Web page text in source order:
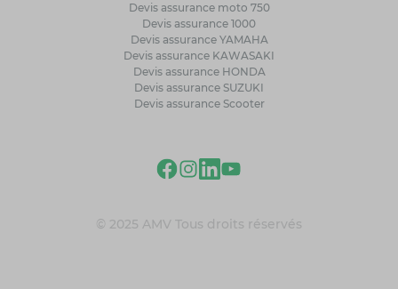
Devis assurance moto 750
Devis assurance 1000
Devis assurance YAMAHA
Devis assurance KAWASAKI
Devis assurance HONDA
Devis assurance SUZUKI
Devis assurance Scooter
© 2025 AMV Tous droits réservés